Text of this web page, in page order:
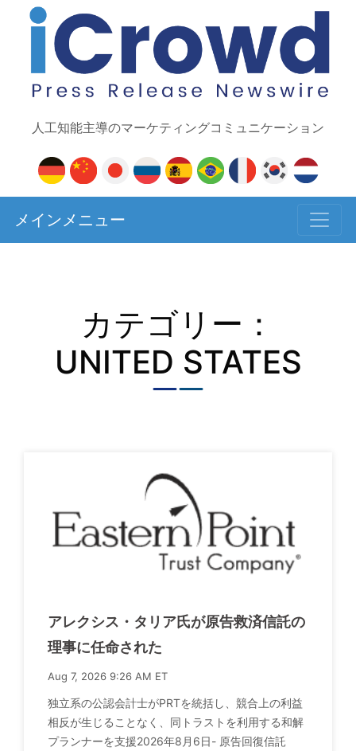
人工知能主導のマーケティングコミュニケーション
メインメニュー
カテゴリー：
UNITED STATES
アレクシス・タリア氏が原告救済信託の
理事に任命された
Aug 7, 2026 9:26 AM ET
独立系の公認会計士がPRTを統括し、競合上の利益
相反が生じることなく、同トラストを利用する和解
プランナーを支援2026年8月6日- 原告回復信託